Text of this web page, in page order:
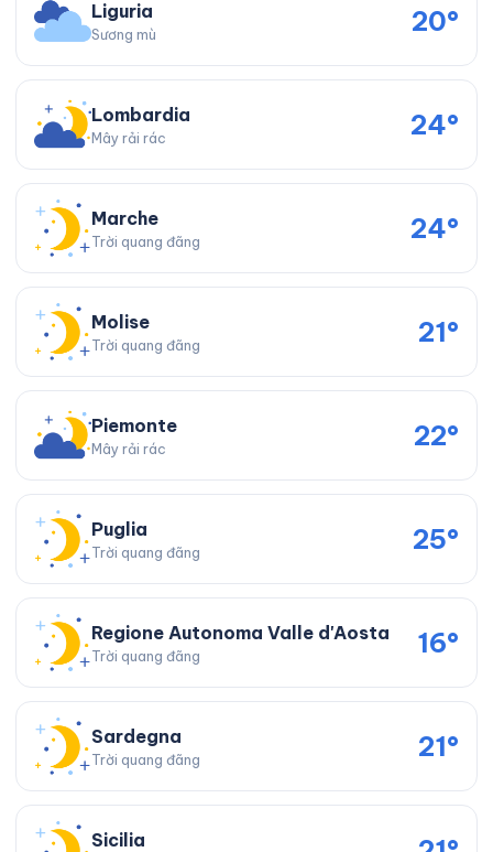
Liguria
Sương mù 20°
Lombardia
Mây rải rác 24°
Marche
Trời quang đãng 24°
Molise
Trời quang đãng 21°
Piemonte
Mây rải rác 22°
Puglia
Trời quang đãng 25°
Regione Autonoma Valle d'Aosta
Trời quang đãng 16°
Sardegna
Trời quang đãng 21°
Sicilia